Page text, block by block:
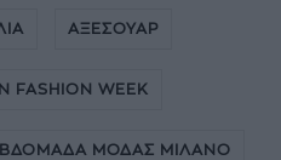
ΑΞΕΣΟΥΑΡ
FASHION WEEK
ΜΟΔΑΣ ΜΙΛΑΝΟ